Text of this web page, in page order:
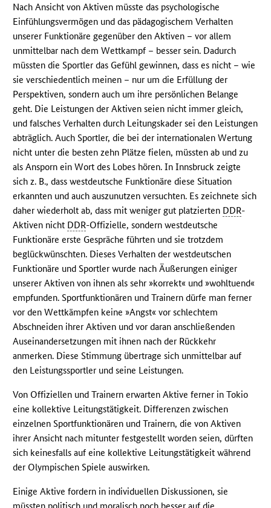
Nach Ansicht von Aktiven müsste das psychologische
Einfühlungsvermögen und das pädagogischem Verhalten
unserer Funktionäre gegenüber den Aktiven – vor allem
unmittelbar nach dem Wettkampf – besser sein. Dadurch
müssten die Sportler das Gefühl gewinnen, dass es nicht – wie
sie verschiedentlich meinen – nur um die Erfüllung der
Perspektiven, sondern auch um ihre persönlichen Belange
geht. Die Leistungen der Aktiven seien nicht immer gleich,
und falsches Verhalten durch Leitungskader sei den Leistungen
abträglich. Auch Sportler, die bei der internationalen Wertung
nicht unter die besten zehn Plätze fielen, müssten ab und zu
als Ansporn ein Wort des Lobes hören. In Innsbruck zeigte
sich z. B., dass westdeutsche Funktionäre diese Situation
erkannten und auch auszunutzen versuchten. Es zeichnete sich
daher wiederholt ab, dass mit weniger gut platzierten DDR-
Aktiven nicht DDR-Offizielle, sondern westdeutsche
Funktionäre erste Gespräche führten und sie trotzdem
beglückwünschten. Dieses Verhalten der westdeutschen
Funktionäre und Sportler wurde nach Äußerungen einiger
unserer Aktiven von ihnen als sehr »korrekt« und »wohltuend«
empfunden. Sportfunktionären und Trainern dürfe man ferner
vor den Wettkämpfen keine »Angst« vor schlechtem
Abschneiden ihrer Aktiven und vor daran anschließenden
Auseinandersetzungen mit ihnen nach der Rückkehr
anmerken. Diese Stimmung übertrage sich unmittelbar auf
den Leistungssportler und seine Leistungen.
Von Offiziellen und Trainern erwarten Aktive ferner in Tokio
eine kollektive Leitungstätigkeit. Differenzen zwischen
einzelnen Sportfunktionären und Trainern, die von Aktiven
ihrer Ansicht nach mitunter festgestellt worden seien, dürften
sich keinesfalls auf eine kollektive Leitungstätigkeit während
der Olympischen Spiele auswirken.
Einige Aktive fordern in individuellen Diskussionen, sie